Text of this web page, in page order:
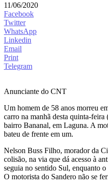
11/06/2020
Facebook
Twitter
WhatsApp
Linkedin
Email
Print
Telegram
Anunciante do CNT
Um homem de 58 anos morreu
carro na manhã desta quinta-
bairro Bananal, em Laguna. A
bateu de frente em um.
Nelson Buss Filho, morador da
colisão, na via que dá acesso à
seguia no sentido Sul, enquanto
O motorista do Sandero não se